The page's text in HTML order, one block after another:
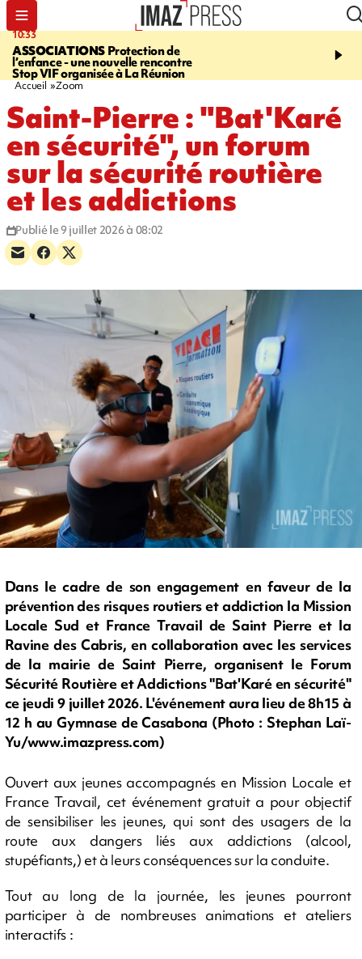
10:33
ASSOCIATIONSProtection de
l’enfance - une nouvelle rencontre
Stop VIF organisée à La Réunion
15:03
Vaste feu
l'ouest du pays, 20.000
Accueil Zoom
Saint-Pierre : "Bat'Karé
en sécurité", un forum
sur la sécurité routière
et les addictions
Publié le 9 juillet 2026 à 08:02
Dans le cadre de son engagement en faveur de la
prévention des risques routiers et addiction la Mission
Locale Sud et France Travail de Saint Pierre et la
Ravine des Cabris, en collaboration avec les services
de la mairie de Saint Pierre, organisent le Forum
Sécurité Routière et Addictions "Bat'Karé en sécurité"
ce jeudi 9 juillet 2026. L'événement aura lieu de 8h15 à
12 h au Gymnase de Casabona (Photo : Stephan Laï-
Yu/www.imazpress.com)
Ouvert aux jeunes accompagnés en Mission Locale et
France Travail, cet événement gratuit a pour objectif
de sensibiliser les jeunes, qui sont des usagers de la
route aux dangers liés aux addictions (alcool,
stupéfiants,) et à leurs conséquences sur la conduite.
Tout au long de la journée, les jeunes pourront
participer à de nombreuses animations et ateliers
interactifs :